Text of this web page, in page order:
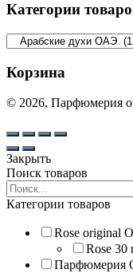
Категории
Корзина
© 2026, Парфюмерия
Закрыть
Поиск товаров
Search
products:
Категории товаров
Rose original
Rose 30
Парфюмерия